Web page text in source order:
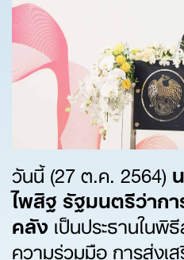
วันนี้ (27 ต.ค. 2564)
ไพสิฐ รัฐมนตรีว่าก
คลังเป็นประธานในพิ
ความร่วมมือ การส่งเ